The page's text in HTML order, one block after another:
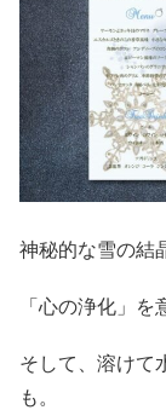
神秘的な雪の結
「心の浄化」を
そして、溶けて
も。